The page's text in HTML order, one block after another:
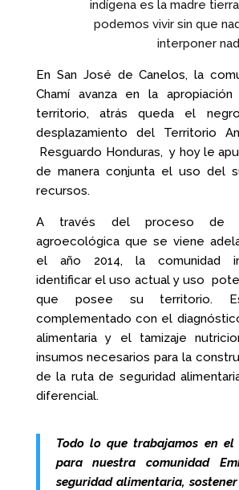
indígena es la madre
podemos vivir sin que
interponer
En San José de Canelos, la
Chamí avanza en la
territorio, atrás queda el
desplazamiento del Territorio
Resguardo Honduras, y hoy le
de manera conjunta el uso del
recursos.
A través del proceso de
agroecológica que se viene
el año 2014, la comunidad
identificar el uso actual y uso
que posee su territorio.
complementado con el
alimentaria y el tamizaje
insumos necesarios para la
de la ruta de seguridad
diferencial.
Todo lo que trabajamos en
para nuestra comunidad
seguridad alimentaria,